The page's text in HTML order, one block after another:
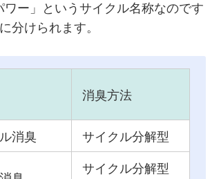
ワー」というサイクル名称なのです
分けられます。
消臭方法
消臭 サイクル分解型
サイクル分解型